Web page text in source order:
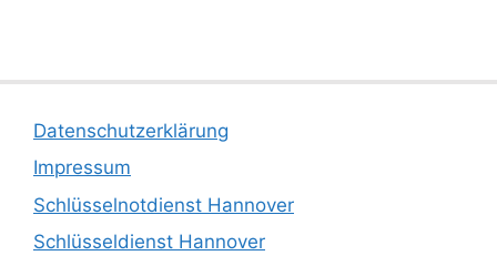
Datenschutzerklärung
Impressum
Schlüsselnotdienst Hannover
Schlüsseldienst Hannover